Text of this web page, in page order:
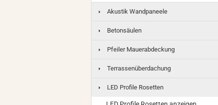
Akustik Wandpaneele
Betonsäulen
Pfeiler Mauerabdeckung
Terrassenüberdachung
LED Profile Rosetten